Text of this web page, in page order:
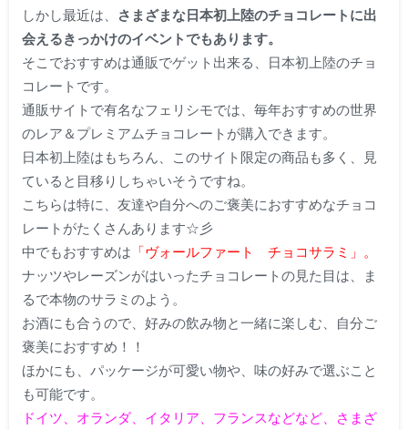
しかし最近は、
さまざまな日本初上陸のチョコレートに出
会えるきっかけのイベントでもあります。
そこでおすすめは通販でゲット出来る、日本初上陸のチョ
コレートです。
通販サイトで有名なフェリシモでは、毎年おすすめの世界
のレア＆プレミアムチョコレートが購入できます。
日本初上陸はもちろん、このサイト限定の商品も多く、見
ていると目移りしちゃいそうですね。
こちらは特に、友達や自分へのご褒美におすすめなチョコ
レートがたくさんあります☆彡
中でもおすすめは 「ヴォールファート チョコサラミ」。
ナッツやレーズンがはいったチョコレートの見た目は、ま
るで本物のサラミのよう。
お酒にも合うので、好みの飲み物と一緒に楽しむ、自分ご
褒美におすすめ！！
ほかにも、パッケージが可愛い物や、味の好みで選ぶこと
も可能です。
ドイツ、オランダ、イタリア、フランスなどなど、さまざ